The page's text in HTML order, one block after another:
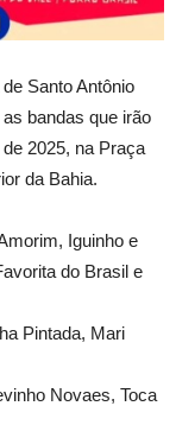
Santo Antônio
bandas que irão
2025, na Praça
da Bahia.
Iguinho e
do Brasil e
Pintada, Mari
Novaes, Toca